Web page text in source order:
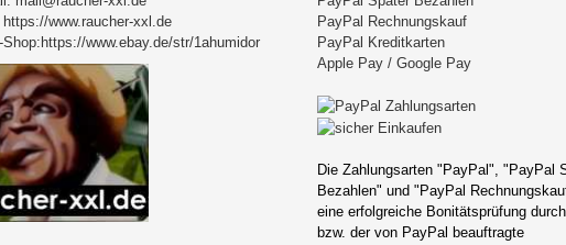
https://www.raucher-xxl.de
Shop: https://www.ebay.de/str/1ahumidor
PayPal Rechnungskauf
PayPal Kreditkarten
Apple Pay / Google Pay
Die Zahlungsarten "PayPal", "PayPal
Bezahlen" und "PayPal
eine erfolgreiche Bonitätsprüfung
bzw. der von PayPal beauftragte